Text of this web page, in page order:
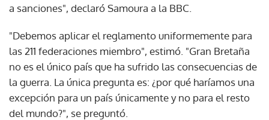
a sanciones", declaró Samoura a la BBC.
"Debemos aplicar el reglamento uniformemente para
las 211 federaciones miembro", estimó. "Gran Bretaña
no es el único país que ha sufrido las consecuencias de
la guerra. La única pregunta es: ¿por qué haríamos una
excepción para un país únicamente y no para el resto
del mundo?", se preguntó.